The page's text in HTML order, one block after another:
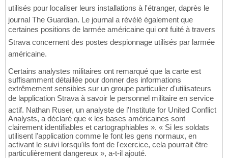
utilisés pour localiser leurs installations à l'étranger, daprès le
journal The Guardian. Le journal a révélé également que
certaines positions de larmée américaine qui ont fuité à travers
Strava concernent des postes despionnage utilisés par larmée
américaine.
Certains analystes militaires ont remarqué que la carte est
suffisamment détaillée pour donner des informations
extrêmement sensibles sur un groupe particulier d'utilisateurs
de lapplication Strava à savoir le personnel militaire en service
actif. Nathan Ruser, un analyste de l'Institute for United Conflict
Analysts, a déclaré que « les bases américaines sont
clairement identifiables et cartographiables ». « Si les soldats
utilisent l'application comme le font les gens normaux, en
activant le suivi lorsqu'ils font de l'exercice, cela pourrait être
particulièrement dangereux », a-t-il ajouté.